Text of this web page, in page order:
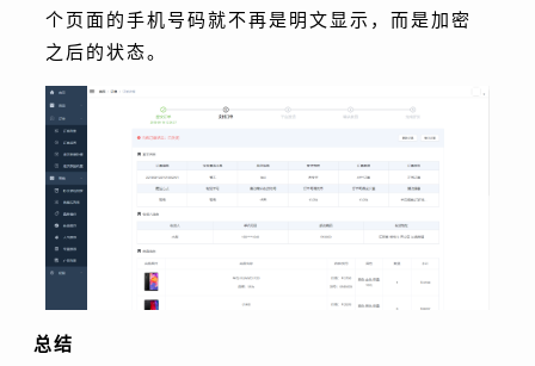
个页面的手机号码就不再是明文显示，而是加密
之后的状态。
总结